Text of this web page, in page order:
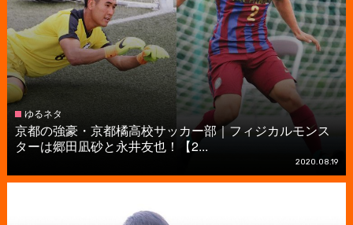
ゆるネタ
京都の強豪・京都橘高校サッカー部｜フィジカルモンス
ターは郷田凪砂と永井友也！【2...
2020.08.19